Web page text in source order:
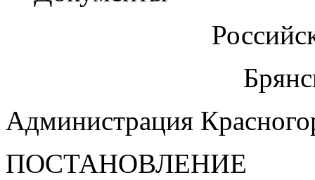
Администрация
ПОСТАНОВЛЕНИЕ